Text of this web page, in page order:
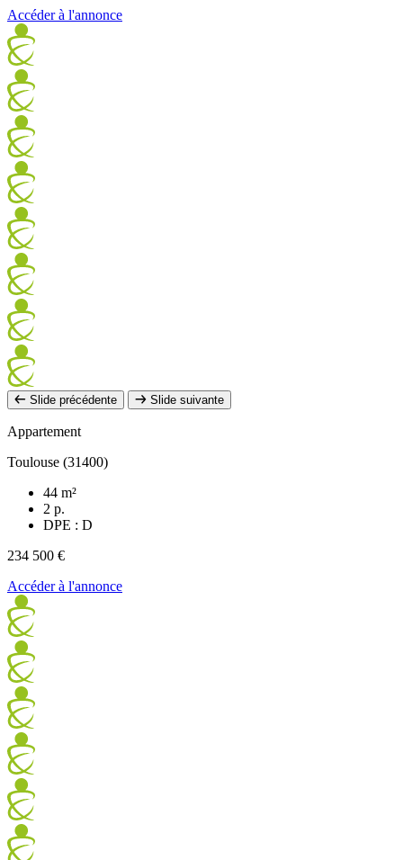
Accéder à l'annonce
Slide précédente Slide suivante
Appartement
Toulouse (31400)
44 m²
2 p.
DPE : D
234 500 €
Accéder à l'annonce